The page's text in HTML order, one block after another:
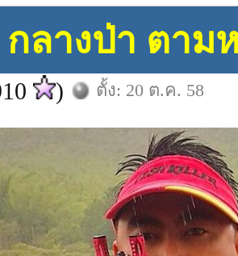
ลางป่า ตาม
) ตั้ง: 20 ต.ค. 58